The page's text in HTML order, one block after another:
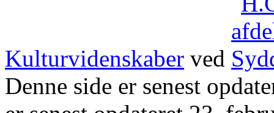
Kulturvidenskaber ved
Denne side er senest